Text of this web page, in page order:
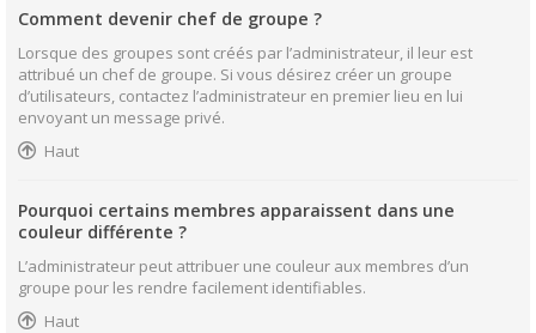
Comment devenir chef de groupe ?
Lorsque des groupes sont créés par l’administrateur, il leur est
attribué un chef de groupe. Si vous désirez créer un groupe
d’utilisateurs, contactez l’administrateur en premier lieu en lui
envoyant un message privé.
Haut
Pourquoi certains membres apparaissent dans une
couleur différente ?
L’administrateur peut attribuer une couleur aux membres d’un
groupe pour les rendre facilement identifiables.
Haut